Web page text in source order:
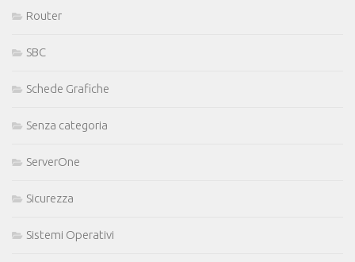
Router
SBC
Schede Grafiche
Senza categoria
ServerOne
Sicurezza
Sistemi Operativi